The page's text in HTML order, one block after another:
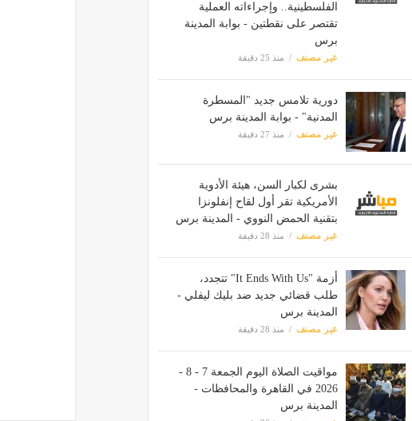
الفلسطينية.. وإجراءاته العملية
تقتصر على نقطتين - بوابة المدينة
برس
غير مصنف منذ 25 دقيقة
دورية تلامس جديد "المسطرة
المدنية" - بوابة المدينة برس
غير مصنف منذ 27 دقيقة
بشرى لكبار السن، هيئة الأدوية
الأمريكية تقر أول لقاح إنفلونزا
بتقنية الحمض النووي - المدينة برس
غير مصنف منذ 28 دقيقة
أزمة "It Ends With Us" تتجدد،
طلب قضائي جديد ضد بليك ليفلي -
المدينة برس
غير مصنف منذ 28 دقيقة
مواقيت الصلاة اليوم الجمعة 7 - 8 -
2026 في القاهرة والمحافظات -
المدينة برس